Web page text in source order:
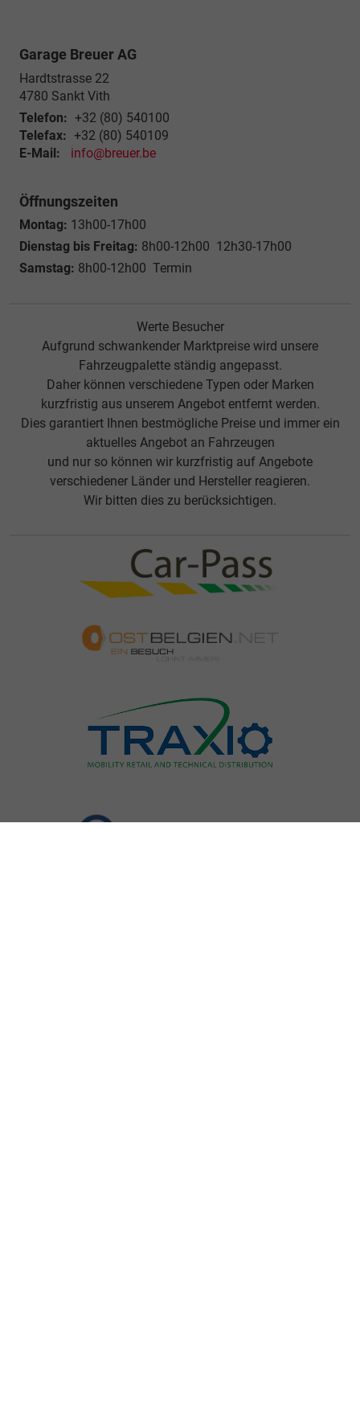
Garage Breuer AG
Hardtstrasse 22
4780 Sankt Vith
Telefon: +32 (80) 540100
Telefax: +32 (80) 540109
E-Mail:
info@breuer.be
Öffnungszeiten
Montag: 13h00-17h00
Dienstag bis Freitag: 8h00-12h00 12h30-17h00
Samstag: 8h00-12h00 Termin
Werte Besucher
Aufgrund schwankender Marktpreise wird unsere
Fahrzeugpalette ständig angepasst.
Daher können verschiedene Typen oder Marken
kurzfristig aus unserem Angebot entfernt werden.
Dies garantiert Ihnen bestmögliche Preise und immer ein
aktuelles Angebot an Fahrzeugen
und nur so können wir kurzfristig auf Angebote
verschiedener Länder und Hersteller reagieren.
Wir bitten dies zu berücksichtigen.